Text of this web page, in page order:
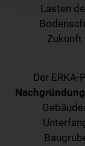
Lasten
Zukunft
Der ERKA-